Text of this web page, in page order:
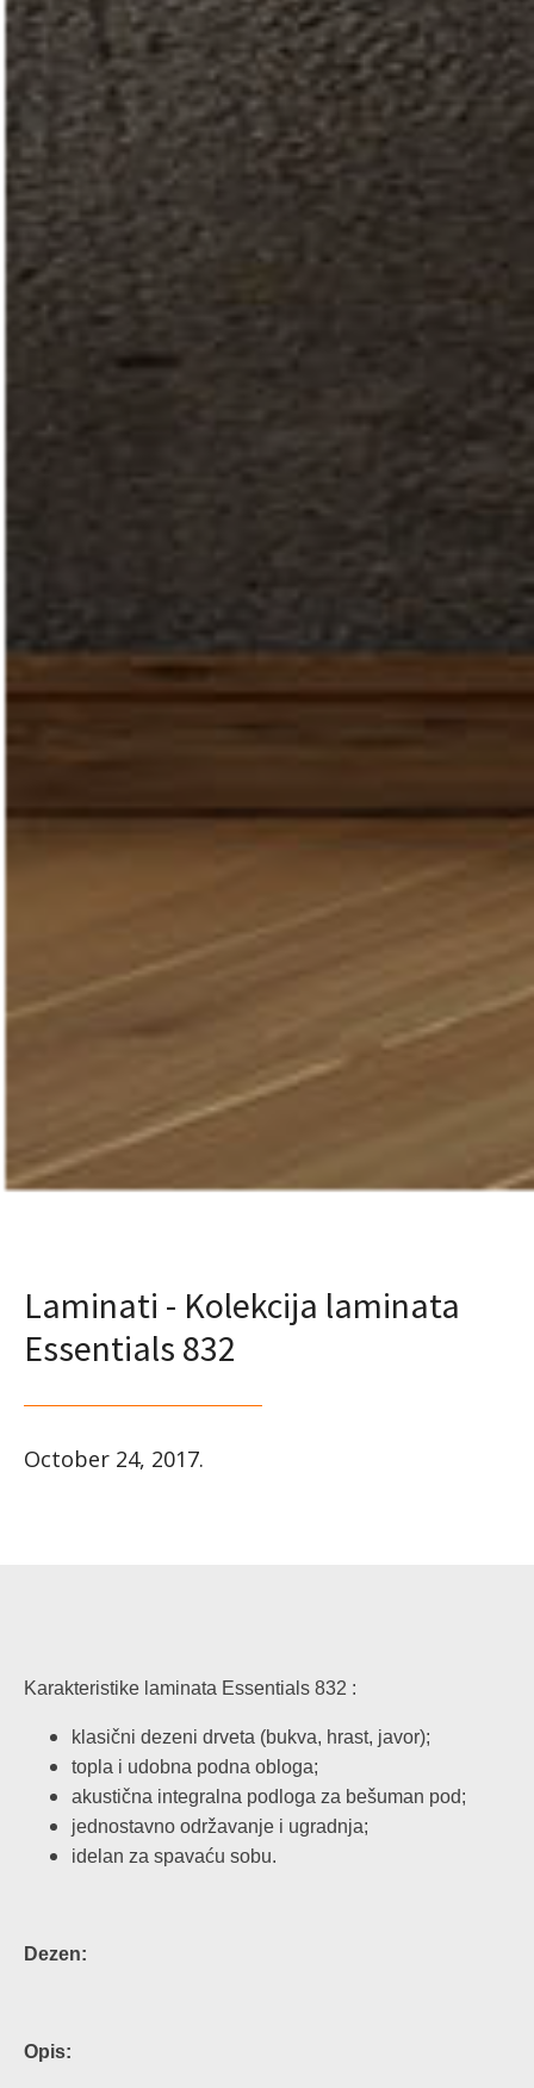
Laminati - Kolekcija laminata
Essentials 832
October 24, 2017.
Karakteristike laminata Essentials 832 :
klasični dezeni drveta (bukva, hrast, javor);
topla i udobna podna obloga;
akustična integralna podloga za bešuman pod;
jednostavno održavanje i ugradnja;
idelan za spavaću sobu.
Dezen:
Opis: